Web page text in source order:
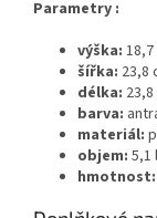
Parametry :
výška:
šířka: 23,8
délka:
barva:
materiál:
objem: 5,1 l
hmotnost: